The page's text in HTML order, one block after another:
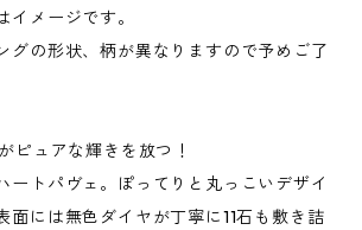
メージです。
グの形状、柄が異なりますので予めご了
ピュアな輝きを放つ！
ートパヴェ。ぽってりと丸っこいデザイ
面には無色ダイヤが丁寧に11石も敷き詰